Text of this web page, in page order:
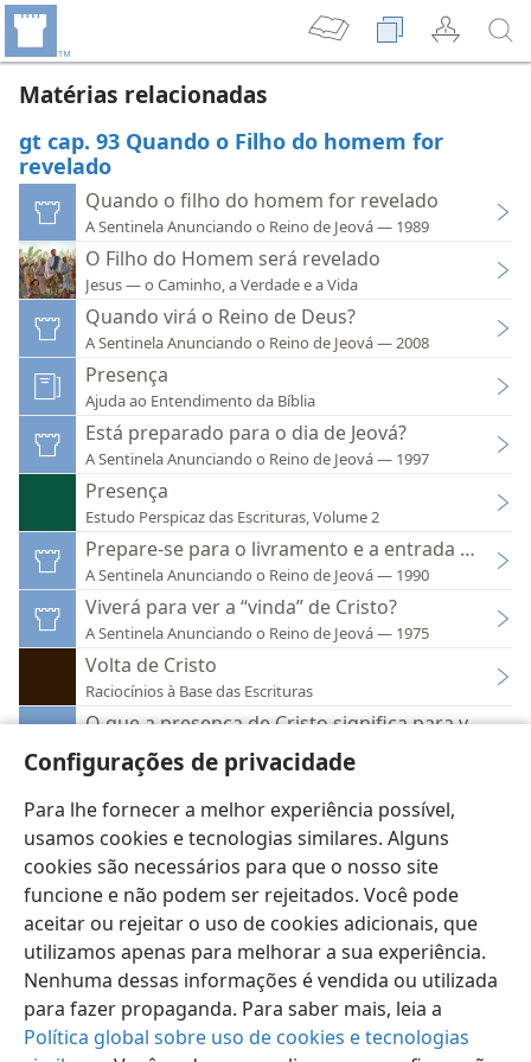
Configurações de privacidade
Para lhe fornecer a melhor experiência possível,
usamos cookies e tecnologias similares. Alguns
cookies são necessários para que o nosso site
funcione e não podem ser rejeitados. Você pode
aceitar ou rejeitar o uso de cookies adicionais, que
utilizamos apenas para melhorar a sua experiência.
Nenhuma dessas informações é vendida ou utilizada
para fazer propaganda. Para saber mais, leia a
Política global sobre uso de cookies e tecnologias
Matérias relacionadas
gt cap. 93 Quando o Filho do homem for
revelado
Quando o filho do homem for revelado
A Sentinela Anunciando o Reino de Jeová — 1989
O Filho do Homem será revelado
Jesus — o Caminho, a Verdade e a Vida
Quando virá o Reino de Deus?
A Sentinela Anunciando o Reino de Jeová — 2008
Presença
Ajuda ao Entendimento da Bíblia
Está preparado para o dia de Jeová?
A Sentinela Anunciando o Reino de Jeová — 1997
Presença
Estudo Perspicaz das Escrituras, Volume 2
Prepare-se para o livramento e a entrada num
A Sentinela Anunciando o Reino de Jeová — 1990
Viverá para ver a “vinda” de Cristo?
A Sentinela Anunciando o Reino de Jeová — 1975
Volta de Cristo
Raciocínios à Base das Escrituras
O que a presença de Cristo significa para você?
A Sentinela Anunciando o Reino de Jeová — 2008
Português (Brasil) Preferências
Copyright © 2026 Watch Tower Bible and Tract Society of Pennsylvania
Termos de Uso
Política de Privacidade
Configurações de Privacidade
JW.ORG Login